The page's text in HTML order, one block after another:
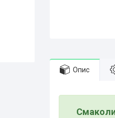
Опис